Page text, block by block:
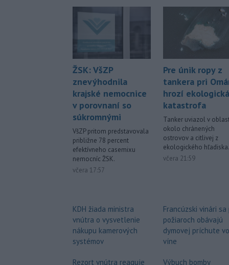
ŽSK: VšZP
znevýhodnila
krajské nemocnice
v porovnaní so
súkromnými
VšZP pritom predstavovala
približne 78 percent
efektívneho casemixu
nemocníc ŽSK.
včera 17:57
KDH žiada ministra
vnútra o vysvetlenie
nákupu kamerových
systémov
Rezort vnútra reaguje
Pre únik ropy z
tankera pri
hrozí ekologická
katastrofa
Tanker uviazol v
okolo chránených
ostrovov a citlivej z
ekologického hľadiska.
včera 21:59
Francúzski vinári sa
požiaroch obávajú
dymovej príchute vo
víne
Výbuch bomby